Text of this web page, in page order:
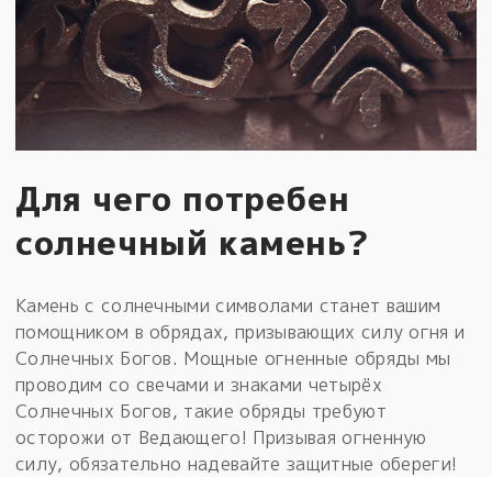
Для чего потребен
солнечный камень?
Камень с солнечными символами станет вашим
помощником в обрядах, призывающих силу огня и
Солнечных Богов. Мощные огненные обряды мы
проводим со свечами и знаками четырёх
Солнечных Богов, такие обряды требуют
осторожи от Ведающего! Призывая огненную
силу, обязательно надевайте защитные обереги!